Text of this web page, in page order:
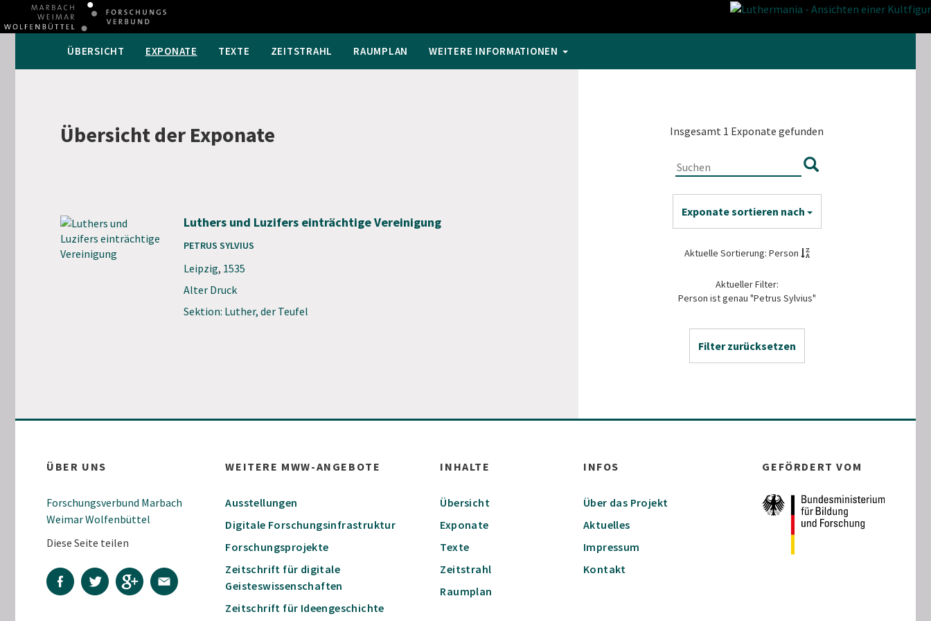
ÜBERSICHT EXPONATE TEXTE ZEITSTRAHL RAUMPLAN WEITERE INFORMATIONEN
Insgesamt 1 Exponate gefunden
Exponate sortieren nach
Aktuelle Sortierung: Person
Aktueller Filter:
Person ist genau "Petrus Sylvius"
Filter zurücksetzen
Übersicht der Exponate
Luthers und Luzifers einträchtige Vereinigung
PETRUS SYLVIUS
Leipzig, 1535
Alter Druck
Sektion: Luther, der Teufel
ÜBER UNS
Forschungsverbund Marbach
Weimar Wolfenbüttel
Diese Seite teilen
WEITERE MWW-ANGEBOTE
Ausstellungen
Digitale Forschungsinfrastruktur
Forschungsprojekte
Zeitschrift für digitale
Geisteswissenschaften
Zeitschrift für Ideengeschichte
INHALTE
Übersicht
Exponate
Texte
Zeitstrahl
Raumplan
INFOS
Über das Projekt
Aktuelles
Impressum
Kontakt
GEFÖRDERT VOM